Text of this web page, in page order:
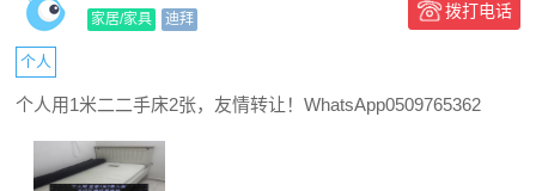
家居/家具 迪拜 拨打电话
个人
个人用1米二二手床2张，友情转让！WhatsApp0509765362